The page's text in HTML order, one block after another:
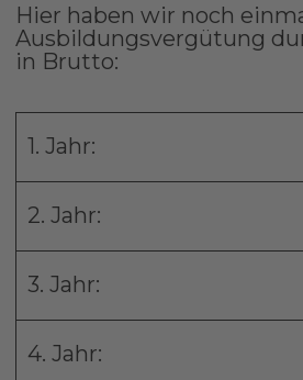
Hier haben wir noch
Ausbildungsvergütung
in Brutto:
1. Jahr:
2. Jahr:
3. Jahr:
4. Jahr: